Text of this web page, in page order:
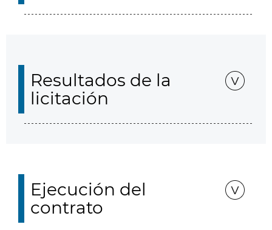
Resultados de la
licitación
Ejecución del
contrato